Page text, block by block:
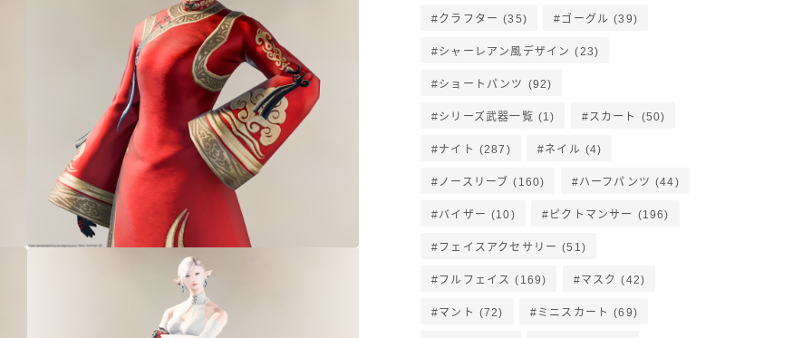
クラフター (35) ゴーグル (39)
シャーレアン風デザイン (23)
ショートパンツ (92)
シリーズ武器一覧 (1) スカート (50)
ナイト (287) ネイル (4)
ノースリーブ (160) ハーフパンツ (44)
バイザー (10) ピクトマンサー (196)
フェイスアクセサリー (51)
フルフェイス (169) マスク (42)
マント (72) ミニスカート (69)